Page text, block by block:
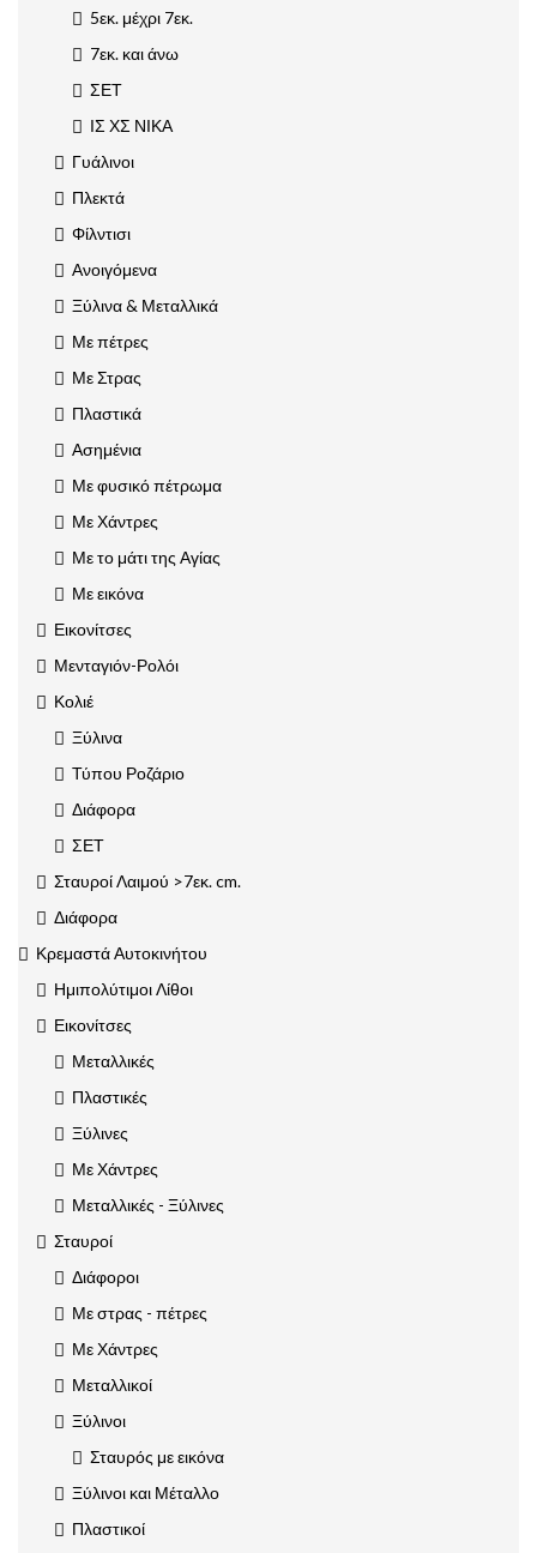
5εκ. μέχρι 7εκ.
7εκ. και άνω
ΣΕΤ
ΙΣ ΧΣ ΝΙΚΑ
Γυάλινοι
Πλεκτά
Φίλντισι
Ανοιγόμενα
Ξύλινα & Μεταλλικά
Με πέτρες
Με Στρας
Πλαστικά
Ασημένια
Με φυσικό πέτρωμα
Με Χάντρες
Με το μάτι της Αγίας
Με εικόνα
Εικονίτσες
Μενταγιόν-Ρολόι
Κολιέ
Ξύλινα
Τύπου Ροζάριο
Διάφορα
ΣΕΤ
Σταυροί Λαιμού >7εκ. cm.
Διάφορα
Κρεμαστά Αυτοκινήτου
Ημιπολύτιμοι Λίθοι
Εικονίτσες
Μεταλλικές
Πλαστικές
Ξύλινες
Με Χάντρες
Μεταλλικές - Ξύλινες
Σταυροί
Διάφοροι
Με στρας - πέτρες
Με Χάντρες
Μεταλλικοί
Ξύλινοι
Σταυρός με εικόνα
Ξύλινοι και Μέταλλο
Πλαστικοί